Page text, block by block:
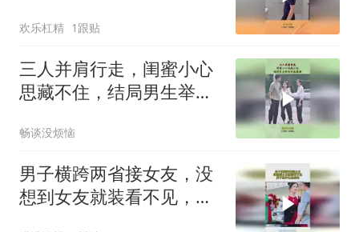
欢乐杠精 1跟贴
三人并肩行走，闺蜜小心
思藏不住，结局男生举动
畅谈没烦恼
男子横跨两省接女友，没
想到女友就装看不见，男